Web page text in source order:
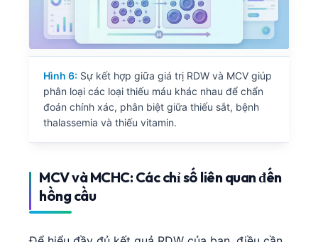
Hình 6: Sự kết hợp giữa giá trị RDW và MCV giúp
phân loại các loại thiếu máu khác nhau để chẩn
đoán chính xác, phân biệt giữa thiếu sắt, bệnh
thalassemia và thiếu vitamin.
MCV và MCHC: Các chỉ số liên quan đến
hồng cầu
Latviešu valoda
Македонски јазик
Gàidhlig
Occitan
العربية المغربية
Afrikaans
Монгол
ພາສາລາວ